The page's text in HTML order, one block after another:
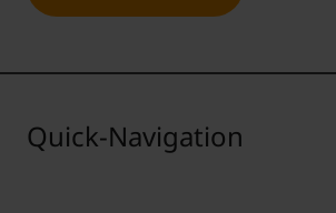
Quick-Navigation